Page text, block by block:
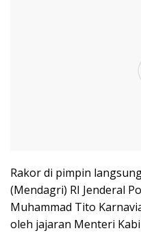
Rakor di pimpin
(Mendagri) RI Jenderal
Muhammad Tito
oleh jajaran Menteri